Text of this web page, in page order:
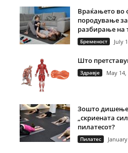
Враќањето во
породување
разбирање на
Бременост July
Што
Здравје May 14,
Зошто
„скриената
пилатесот?
Пилатес